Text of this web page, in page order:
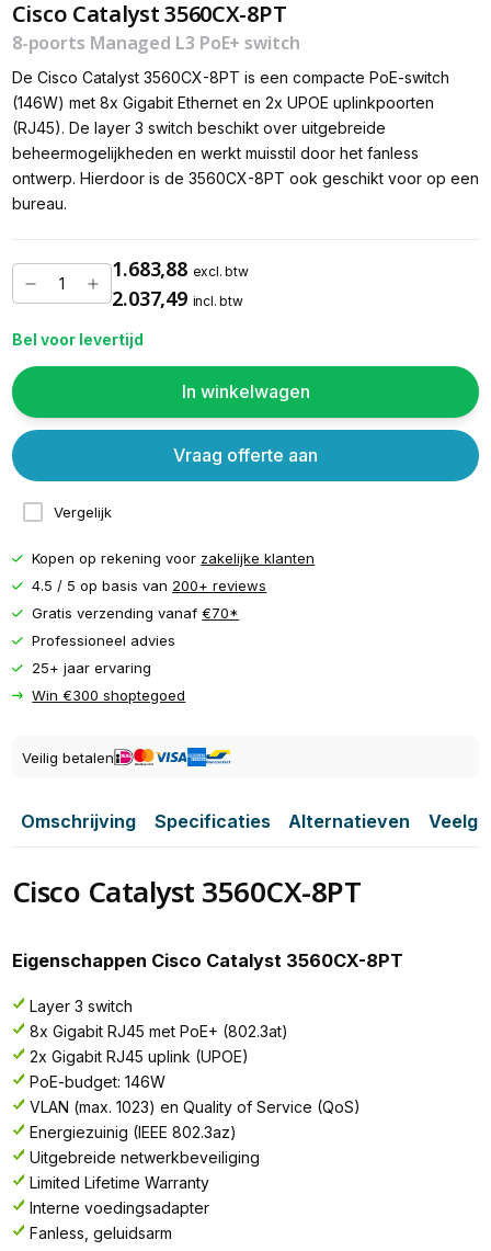
Cisco Catalyst 3560CX-8PT
8-poorts Managed L3 PoE+ switch
De Cisco Catalyst 3560CX-8PT is een compacte PoE-switch
(146W) met 8x Gigabit Ethernet en 2x UPOE uplinkpoorten
(RJ45). De layer 3 switch beschikt over uitgebreide
beheermogelijkheden en werkt muisstil door het fanless
ontwerp. Hierdoor is de 3560CX-8PT ook geschikt voor op een
bureau.
1.683,88 excl. btw
2.037,49 incl. btw
Bel voor levertijd
In winkelwagen
Vergelijk
Vraag offerte aan
Kopen op rekening voor zakelijke klanten
4.5 / 5 op basis van 200+ reviews
Gratis verzending vanaf€70*
Professioneel advies
25+ jaar ervaring
Win €300 shoptegoed
Veilig betalen
Omschrijving Specificaties Alternatieven
Cisco Catalyst 3560CX-8PT
Eigenschappen Cisco Catalyst 3560CX-8PT
Layer 3 switch
8x Gigabit RJ45 met PoE+ (802.3at)
2x Gigabit RJ45 uplink (UPOE)
PoE-budget: 146W
VLAN (max. 1023) en Quality of Service (QoS)
Energiezuinig (IEEE 802.3az)
Uitgebreide netwerkbeveiliging
Limited Lifetime Warranty
Interne voedingsadapter
Fanless, geluidsarm